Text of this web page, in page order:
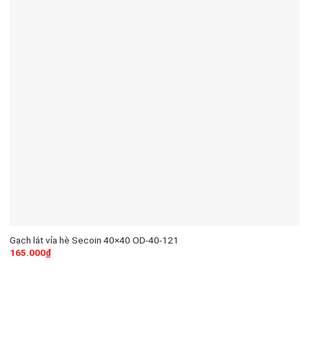
Gạch lát vỉa hè Secoin 40×40 OD-40-121
165.000₫